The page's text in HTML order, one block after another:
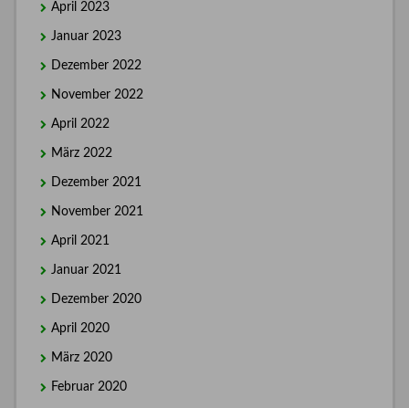
April 2023
Januar 2023
Dezember 2022
November 2022
April 2022
März 2022
Dezember 2021
November 2021
April 2021
Januar 2021
Dezember 2020
April 2020
März 2020
Februar 2020